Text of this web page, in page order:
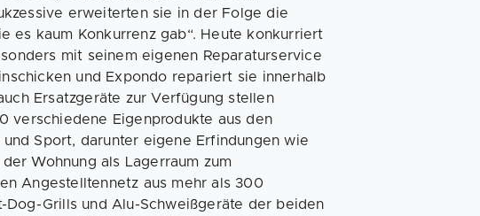
erweiterten sie in der Folge die
es kaum Konkurrenz gab“. Heute konkurriert
mit seinem eigenen Reparaturservice
und Expondo repariert sie innerhalb
Ersatzgeräte zur Verfügung stellen
verschiedene Eigenprodukte aus den
Sport, darunter eigene Erfindungen wie
Wohnung als Lagerraum zum
Angestelltennetz aus mehr als 300
Grills und Alu-Schweißgeräte der beiden